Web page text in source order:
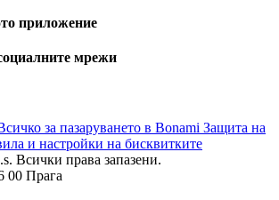
приложение
мрежи
за пазаруването в Bonami Защита на
и настройки на бисквитките
Всички права запазени.
00 Прага